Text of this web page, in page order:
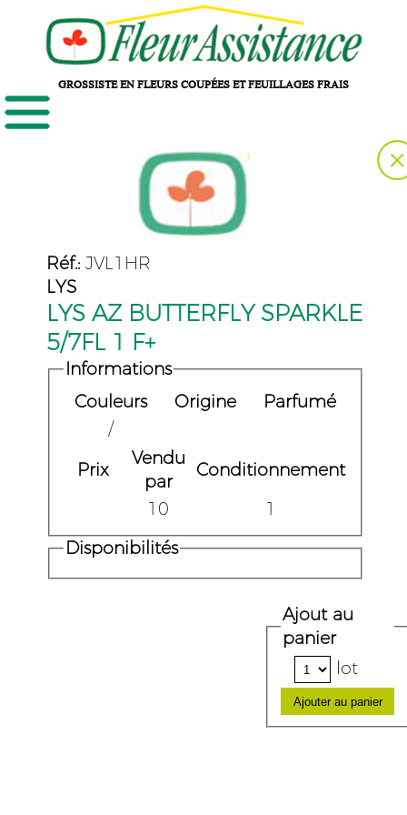
GROSSISTE EN FLEURS COUPÉES ET FEUILLAGES FRAIS
Réf.: JVL1HR
LYS
LYS AZ BUTTERFLY SPARKLE
5/7FL 1 F+
Informations
Couleurs
Origine
Parfumé
/
Prix
Vendu
par
Conditionnement
10
1
Disponibilités
Ajout au
panier
lot